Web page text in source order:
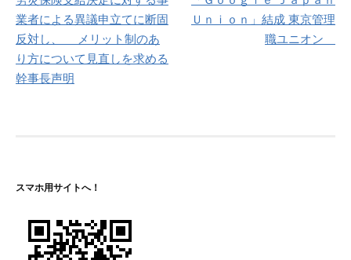
ナ
ビ
ゲ
ン
業者による異議申立てに断固
反対し、 メリット制のあ
り方について見直しを求める
幹事長声明
Ｕｎｉｏｎ」結成 東京管理
職ユニオン
スマホ用サイトへ！